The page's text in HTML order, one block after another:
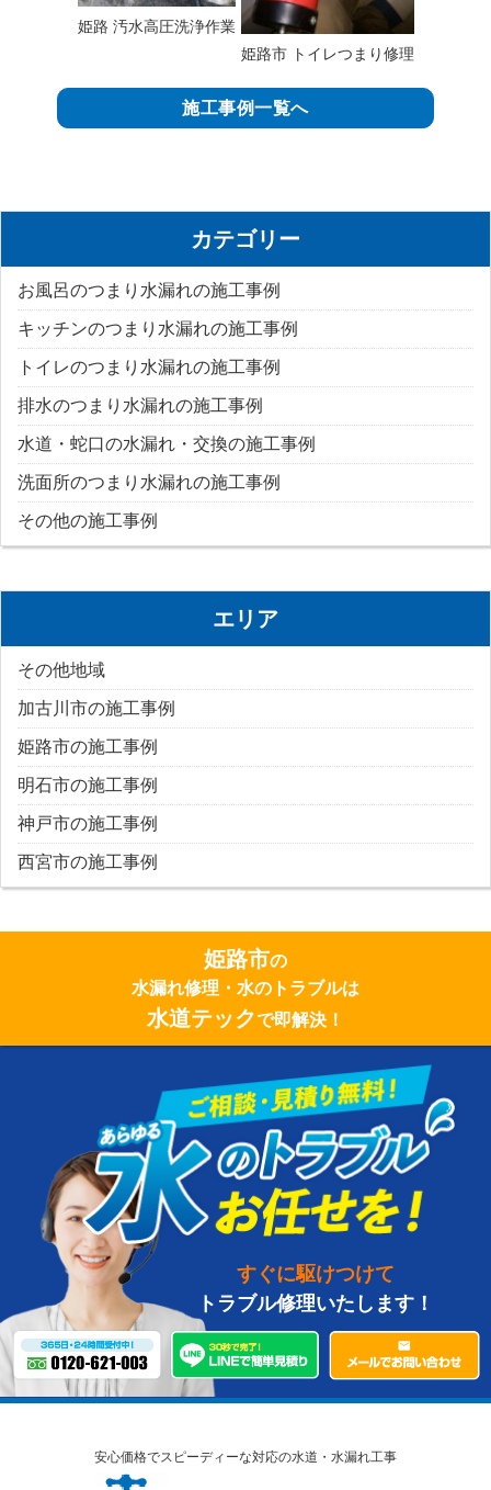
姫路 汚水高圧洗浄作業
姫路市 トイレつまり修理
施工事例一覧へ
カテゴリー
お風呂のつまり水漏れの施工事例
キッチンのつまり水漏れの施工事例
トイレのつまり水漏れの施工事例
排水のつまり水漏れの施工事例
水道・蛇口の水漏れ・交換の施工事例
洗面所のつまり水漏れの施工事例
その他の施工事例
エリア
その他地域
加古川市の施工事例
姫路市の施工事例
明石市の施工事例
神戸市の施工事例
西宮市の施工事例
姫路市の
水漏れ修理・水のトラブルは
水道テックで即解決！
すぐに駆けつけて
トラブル修理いたします！
安心価格でスピーディーな対応の水道・水漏れ工事